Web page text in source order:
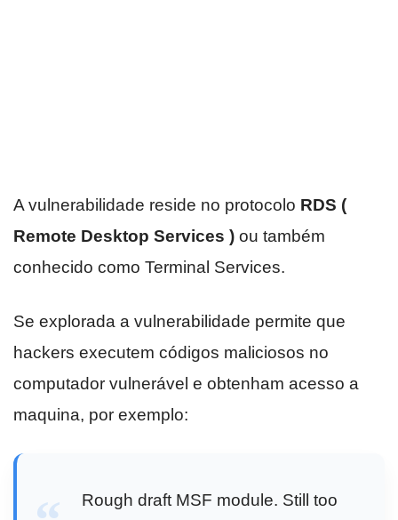
A vulnerabilidade reside no protocolo RDS (
Remote Desktop Services ) ou também
conhecido como Terminal Services.
Se explorada a vulnerabilidade permite que
hackers executem códigos maliciosos no
computador vulnerável e obtenham acesso a
maquina, por exemplo:
Rough draft MSF module. Still too